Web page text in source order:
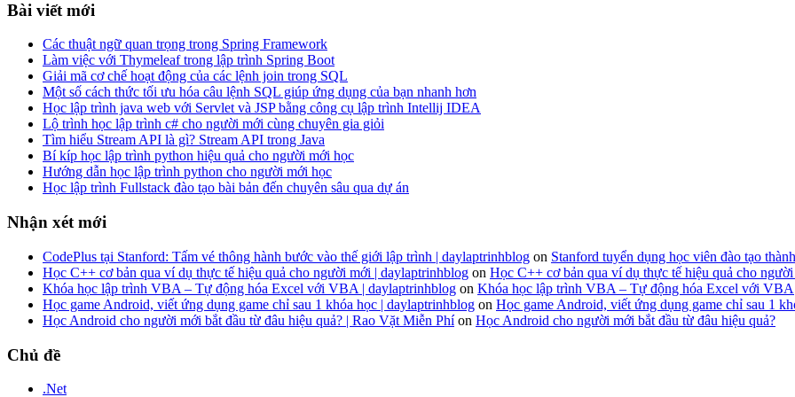
Bài viết mới
Các thuật ngữ quan trọng trong Spring Framework
Làm việc với Thymeleaf trong lập trình Spring Boot
Giải mã cơ chế hoạt động của các lệnh join trong SQL
Một số cách thức tối ưu hóa câu lệnh SQL giúp ứng dụng của bạn nhanh hơn
Học lập trình java web với Servlet và JSP bằng công cụ lập trình Intellij IDEA
Lộ trình học lập trình c# cho người mới cùng chuyên gia giỏi
Tìm hiểu Stream API là gì? Stream API trong Java
Bí kíp học lập trình python hiệu quả cho người mới học
Hướng dẫn học lập trình python cho người mới học
Học lập trình Fullstack đào tạo bài bản đến chuyên sâu qua dự án
Nhận xét mới
CodePlus tại Stanford: Tấm vé thông hành bước vào thế giới lập trình | daylaptrinhblog on Stanford tuyển dụng học viên đào tạo
Học C++ cơ bản qua ví dụ thực tế hiệu quả cho người mới | daylaptrinhblog on Học C++ cơ bản qua ví dụ thực tế hiệu quả cho
Khóa học lập trình VBA – Tự động hóa Excel với VBA | daylaptrinhblog on Khóa học lập trình VBA – Tự động hóa Excel với VBA
Học game Android, viết ứng dụng game chỉ sau 1 khóa học | daylaptrinhblog on Học game Android, viết ứng dụng game chỉ sau 1
Học Android cho người mới bắt đầu từ đâu hiệu quả? | Rao Vặt Miễn Phíon Học Android cho người mới bắt đầu từ đâu hiệu quả?
Chủ đề
.Net